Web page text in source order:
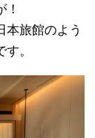
本旅館のよう
。